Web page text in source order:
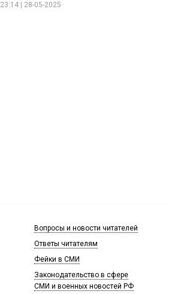
23:14 | 28-05-2025
Вопросы и новости читателей
Ответы читателям
Фейки в СМИ
Законодательство в сфере
СМИ и военных новостей РФ